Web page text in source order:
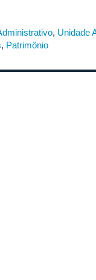
, Unidade
, Patrimônio